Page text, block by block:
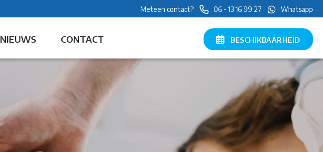
Meteen contact? 06 - 13 16 99 27 Whatsapp
NIEUWS CONTACT BESCHIKBAARHEID